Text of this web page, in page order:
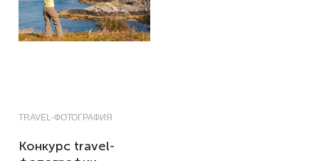
TRAVEL-ФОТОГРАФИЯ
Конкурс travel-